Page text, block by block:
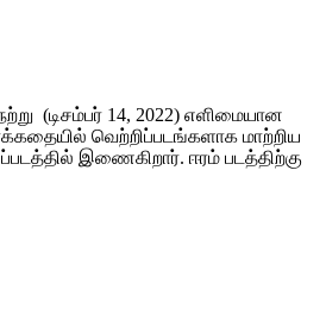
(டிசம்பர் 14, 2022) எளிமையான
வெற்றிப்படங்களாக மாற்றிய
இணைகிறார். ஈரம் படத்திற்கு